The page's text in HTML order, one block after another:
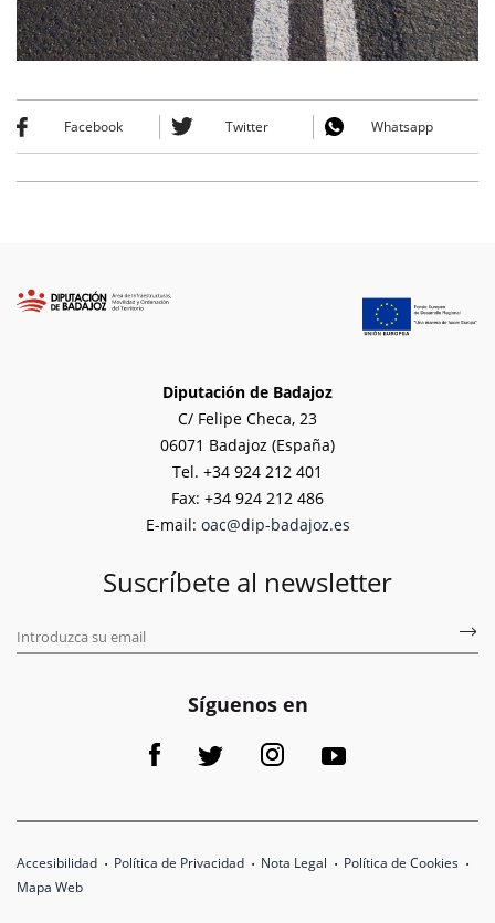
Facebook Twitter Whatsapp
Diputación de Badajoz
C/ Felipe Checa, 23
06071 Badajoz (España)
Tel. +34 924 212 401
Fax: +34 924 212 486
E-mail: oac@dip-badajoz.es
Suscríbete al newsletter
Síguenos en
Accesibilidad Política de Privacidad Nota Legal
Política de Cookies
Mapa Web